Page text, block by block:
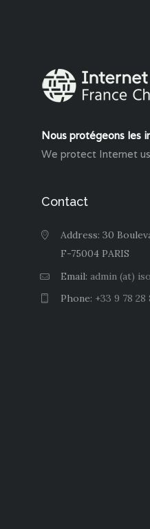
Nous protégeons les
We protect Internet
Contact
Address: 30
F-75004 PARIS
Email: admin (at)
Phone: +33 9 78 28